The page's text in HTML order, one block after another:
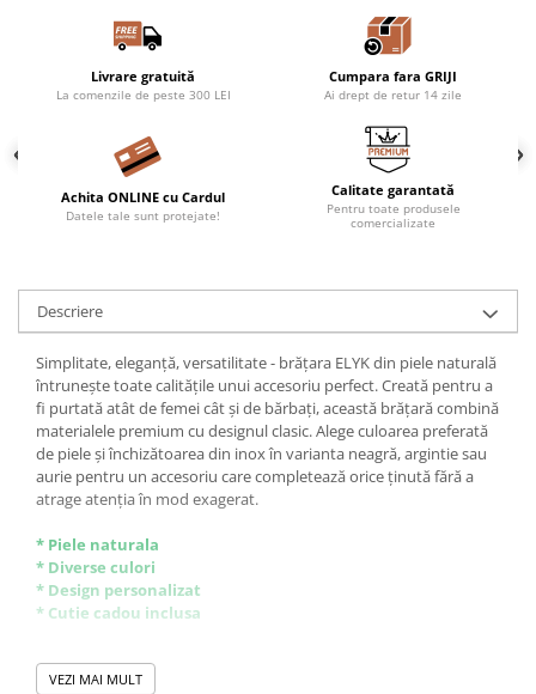
Livrare gratuită
La comenzile de peste 300 LEI
Cumpara fara GRIJI
Ai drept de retur 14 zile
Achita ONLINE cu Cardul
Datele tale sunt protejate!
Calitate garantată
Pentru toate produsele
comercializate
Descriere
Simplitate, eleganță, versatilitate - brățara ELYK din piele naturală
întrunește toate calitățile unui accesoriu perfect. Creată pentru a
fi purtată atât de femei cât și de bărbați, această brățară combină
materialele premium cu designul clasic. Alege culoarea preferată
de piele și închizătoarea din inox în varianta neagră, argintie sau
aurie pentru un accesoriu care completează orice ținută fără a
atrage atenția în mod exagerat.
* Piele naturala
* Diverse culori
* Design personalizat
* Cutie cadou inclusa
Simplu de comandat:
- alegi culoare bratara
VEZI MAI MULT